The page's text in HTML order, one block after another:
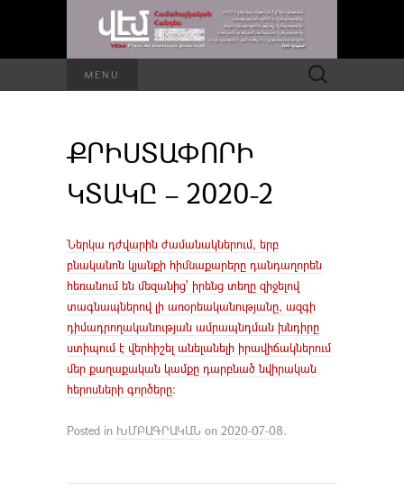
MENU Որոնել՝
ՔՐԻՍՏԱՓՈՐԻ
ԿՏԱԿԸ – 2020-2
Ներկա դժվարին ժամանակներում, երբ
բնականոն կյանքի հիմնաքարերը դանդաղորեն
հեռանում են մեզանից՝ իրենց տեղը զիջելով
տագնապներով լի առօրեականությանը, ազգի
դիմադրողականության ամրապնդման խնդիրը
ստիպում է վերհիշել անելանելի իրավիճակներում
մեր քաղաքական կամքը դարբնած նվիրական
հերոսների գործերը։
Posted in ԽՄԲԱԳՐԱԿԱՆ on 2020-07-08.